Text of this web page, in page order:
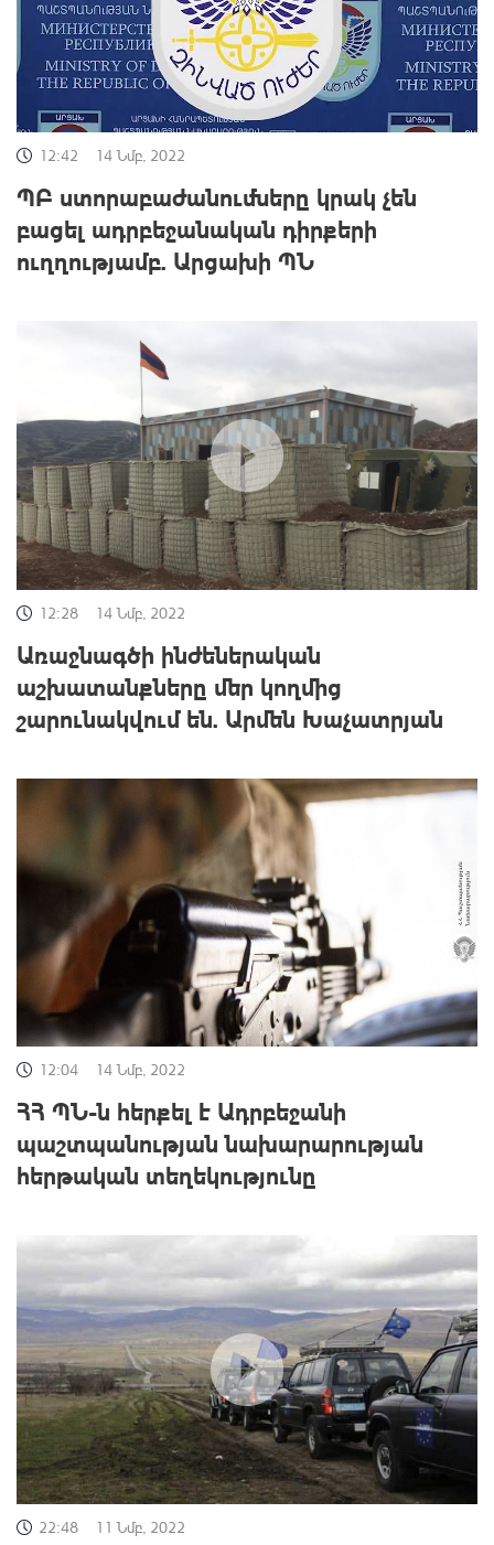
12:42 14 Նմբ, 2022
ՊԲ ստորաբաժանումները կրակ չեն
բացել ադրբեջանական դիրքերի
ուղղությամբ. Արցախի ՊՆ
12:28 14 Նմբ, 2022
Առաջնագծի ինժեներական
աշխատանքները մեր կողմից
շարունակվում են. Արմեն Խաչատրյան
12:04 14 Նմբ, 2022
ՀՀ ՊՆ-ն հերքել է Ադրբեջանի
պաշտպանության նախարարության
հերթական տեղեկությունը
22:48 11 Նմբ, 2022